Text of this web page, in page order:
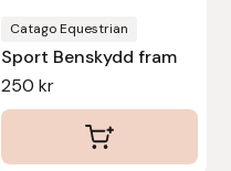
Catago Equestrian
Sport Benskydd fram
250 kr
produktsidan